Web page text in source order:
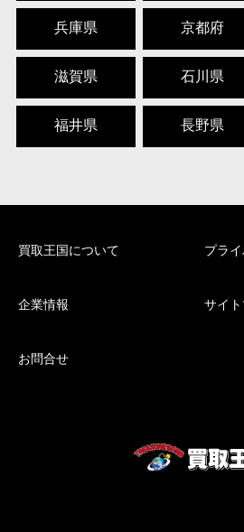
兵庫県 京都府
滋賀県 石川県
福井県 長野県
買取王国について プラ
企業情報 サイ
お問合せ